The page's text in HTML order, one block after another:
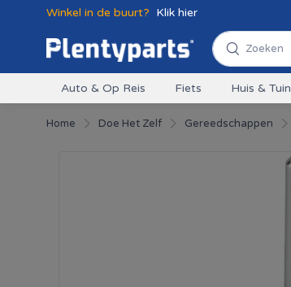
Winkel in de buurt? Klik hier
Auto & Op Reis Fiets Huis & Tuin
Home Doe Het Zelf Gereedschappen